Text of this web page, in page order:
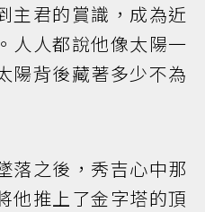
主君的賞識，成為近
人人都說他像太陽一
陽背後藏著多少不為
落之後，秀吉心中那
他推上了金字塔的頂